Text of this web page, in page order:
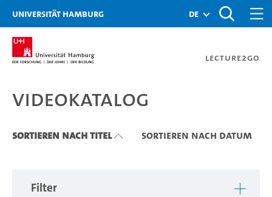
Zu den Filtern
Zur Metanavigation
Zur Hauptnavigation
Zur Suche
Zum Inhalt
Zum Seitenfuss
Universität Hamburg de
Lecture2Go
Videokatalog
Videokatalog
Sortieren nach Titel Sortieren nach Datum
Filter